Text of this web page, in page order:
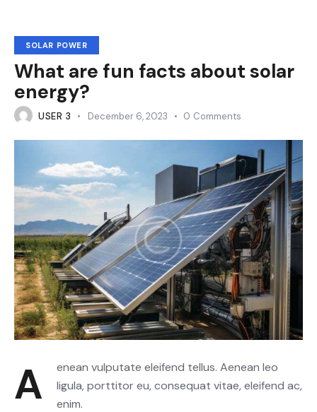
SOLAR POWER
What are fun facts about solar
energy?
USER 3 December 6, 2023 0 Comments
Aenean vulputate eleifend tellus. Aenean leo
ligula, porttitor eu, consequat vitae, eleifend ac,
enim.